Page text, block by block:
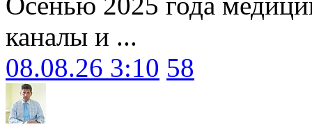
каналы и ...
08.08.26 3:10 58